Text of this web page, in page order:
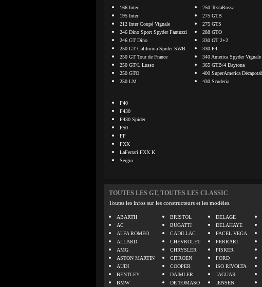
166 Inter
195 Inter
212 Inter Coupé Vignale
246 Dino Sport Spyder Fantuzzi
246 GT Dino
250 GT California Spider SWB
250 GT Tour de France
250 GT/L Lusso
250 GTO
250 LM
250 TestaRossa
275 GTB
275 GTS
288 GTO
330 GT 2+2
330 P4
340 America Spyder Vignale
365 GTB/4 Daytona
400 SuperAmerica
430 Scuderia
F40
F430
F430 Spider
F50
FF
FXX
LaFerrari FXX K
Sergio
TOUTES LES GT, TOUTES LES CLASSIC
Toutes les infos sur les constructeurs et les modèles.
ABARTH
AC
ALFA ROMEO
ALLARD
AMG
ASTON MARTIN
AUDI
BENTLEY
BMW
BRISTOL
BUGATTI
CADILLAC
CHEVROLET
CHRYSLER
CITROEN
COOPER
DAIMLER
DE TOMASO
DELAGE
DELAHAYE
FACEL VEGA
FERRARI
FISKER
FORD
ISO RIVOLTA
JAGUAR
JENSEN